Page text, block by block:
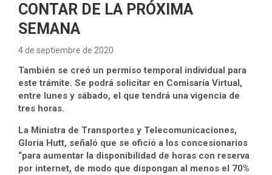
CONTAR DE LA PRÓXIMA
SEMANA
4 de septiembre de 2020
También se creó un permiso temporal individual para
este trámite. Se podrá solicitar en Comisaría Virtual,
entre lunes y sábado, el que tendrá una vigencia de
tres horas.
La Ministra de Transportes y Telecomunicaciones,
Gloria Hutt, señaló que se ofició a los concesionarios
“para aumentar la disponibilidad de horas con reserva
por internet, de modo que dispongan al menos el 70%